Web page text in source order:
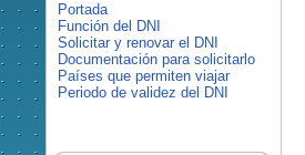
Portada
Función del DNI
Solicitar y renovar el DNI
Documentación para solicitarlo
Países que permiten viajar
Periodo de validez del DNI